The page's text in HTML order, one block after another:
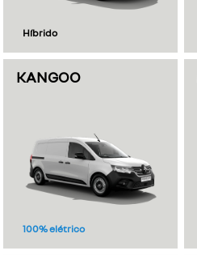
Híbrido
KANGOO
100% elétrico